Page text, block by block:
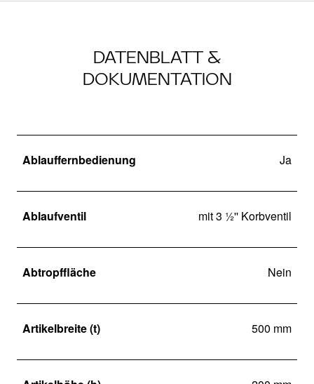
DATENBLATT &
DOKUMENTATION
Ablauffernbedienung Ja
Ablaufventil mit 3 ½'' Korbventil
Abtropffläche Nein
Artikelbreite (t) 500 mm